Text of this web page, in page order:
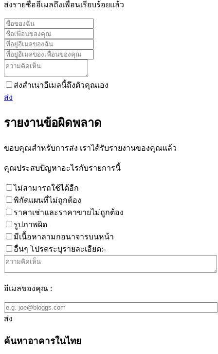
ส่งรายชื่ออีเมลถึงเพื่อนเรียบร้อยแล้ว
ส่งสำเนาอีเมลนี้ถึงตัวคุณเอง
ส่ง
รายงานข้อผิดพลาด
ขอบคุณสำหรับการส่ง เราได้รับรายงานของคุณแล้ว
คุณประสบปัญหาอะไรกับรายการนี้
ไม่สามารถใช้ได้อีก
พิกัดแผนที่ไม่ถูกต้อง
ราคาเช่าและราคาขายไม่ถูกต้อง
รูปภาพผิด
มีเนื้อหาลามกอนาจารบนหน้า
อื่นๆ โปรดระบุรายละเอียด:-
อีเมลของคุณ :
ส่ง
ค้นหาอาคารในไทย